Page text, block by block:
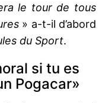
le tour de tous
» a-t-il d’abord
du Sport.
si tu es
Pogacar»